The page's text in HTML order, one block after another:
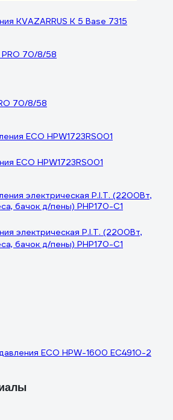
KVAZARRUS K 5 Base 7315
70/8/58
ECO HPW1723RS001
электрическая P.I.T. (2200Вт,
бачок д/пены) PHP170-C1
ECO HPW-1600 EC4910-2